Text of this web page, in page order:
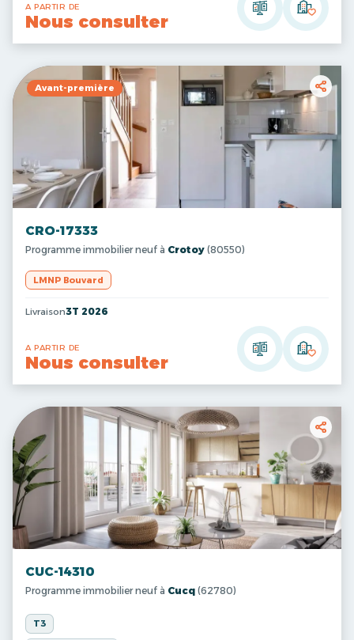
A PARTIR DE
Nous consulter
Avant-première
CRO-17333
Programme immobilier neuf à Crotoy (80550)
LMNP Bouvard
Livraison3T 2026
A PARTIR DE
Nous consulter
CUC-14310
Programme immobilier neuf à Cucq (62780)
T3